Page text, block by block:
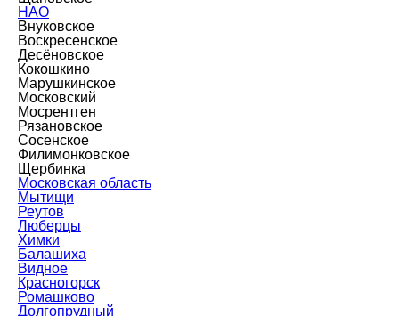
НАО
Внуковское
Воскресенское
Десёновское
Кокошкино
Марушкинское
Московский
Мосрентген
Рязановское
Сосенское
Филимонковское
Щербинка
Московская область
Мытищи
Реутов
Люберцы
Химки
Балашиха
Видное
Красногорск
Ромашково
Долгопрудный